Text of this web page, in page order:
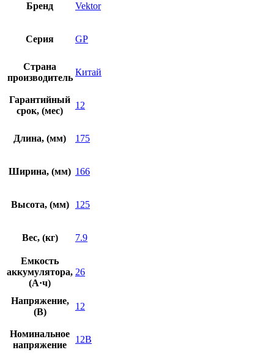
Бренд Vektor
Серия GP
Страна
производитель
Китай
Гарантийный
срок, (мес)
12
Длина, (мм) 175
Ширина, (мм) 166
Высота, (мм) 125
Вес, (кг) 7.9
Емкость
аккумулятора,
(А·ч)
26
Напряжение,
(В)
12
Номинальное
напряжение
12В